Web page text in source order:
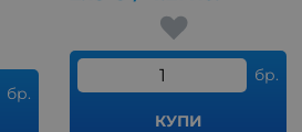
бр.
бр.
КУПИ